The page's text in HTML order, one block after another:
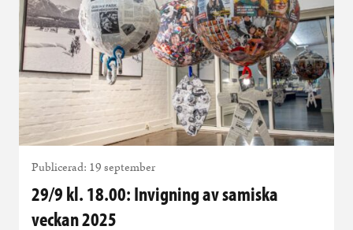
Publicerad: 19 september
29/9 kl. 18.00: Invigning av samiska
veckan 2025